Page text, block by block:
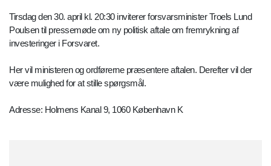
Tirsdag den 30. april kl. 20:30 inviterer forsvarsminister Troels Lund
Poulsen til pressemøde om ny politisk aftale om fremrykning af
investeringer i Forsvaret.
Her vil ministeren og ordførerne præsentere aftalen. Derefter vil der
være mulighed for at stille spørgsmål.
Adresse: Holmens Kanal 9, 1060 København K